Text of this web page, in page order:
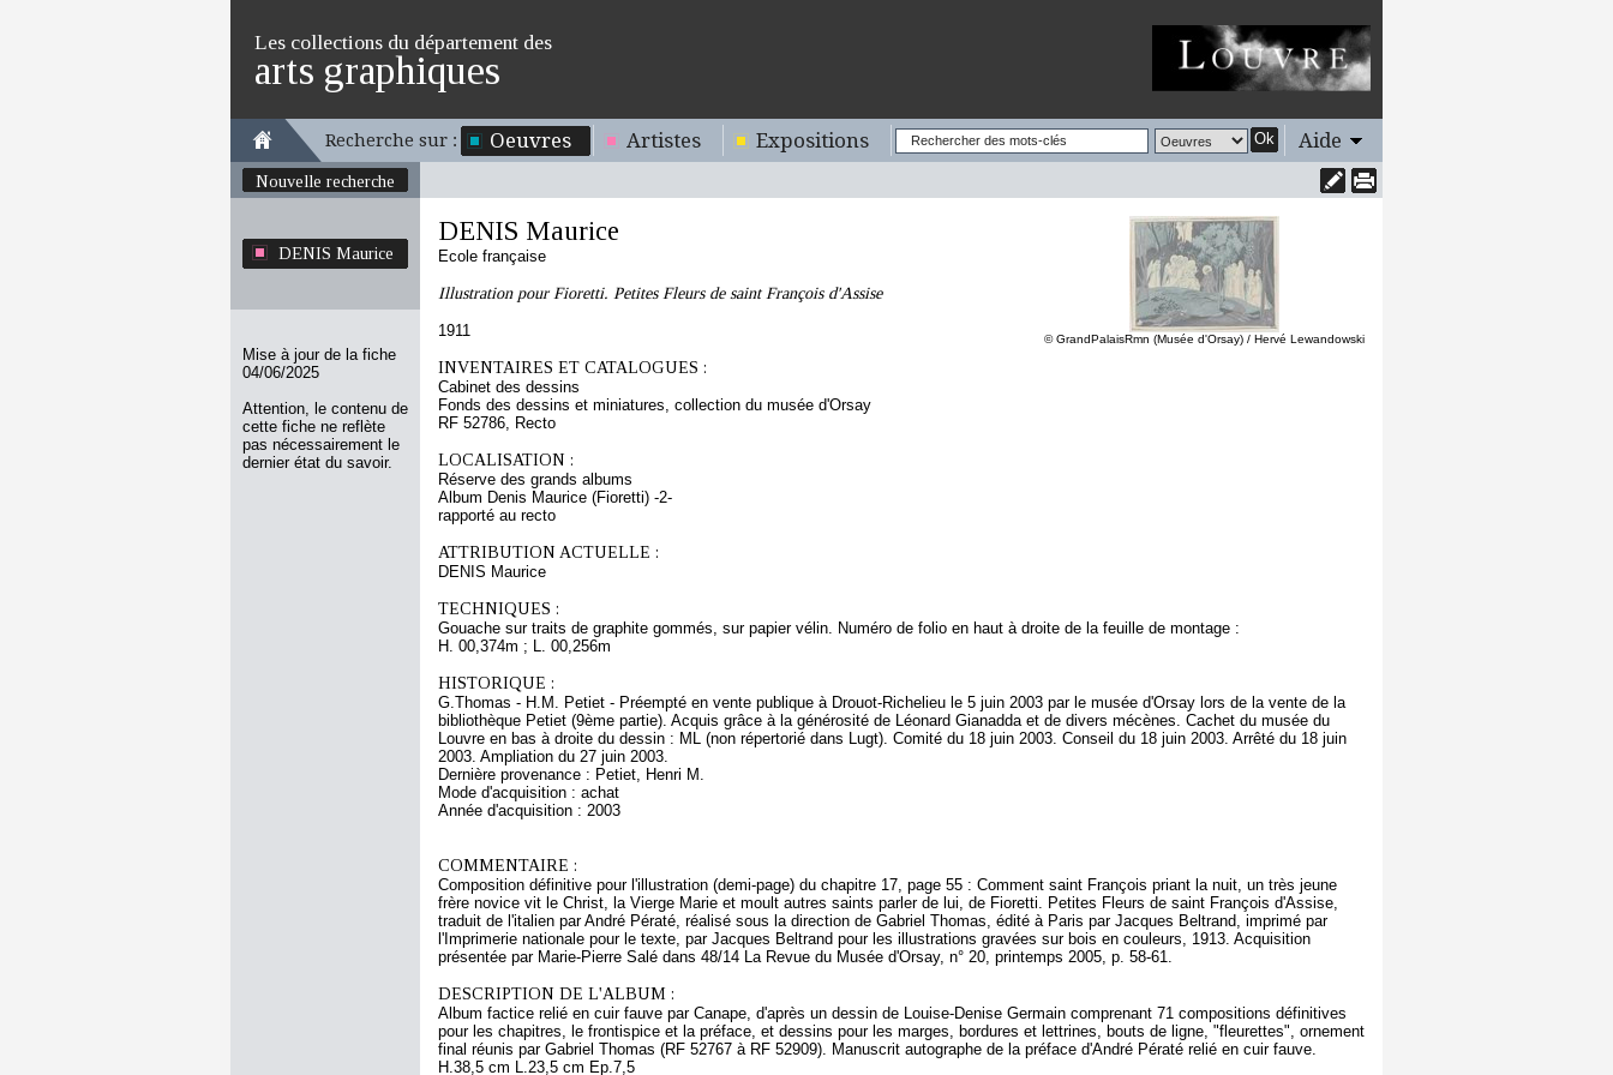
Les collections du département des
arts graphiques
Recherche sur : Oeuvres Artistes Expositions Ok Aide
Nouvelle recherche
DENIS Maurice
Mise à jour de la fiche
04/06/2025
Attention, le contenu de
cette fiche ne reflète
pas nécessairement le
dernier état du savoir.
© GrandPalaisRmn (Musée d'Orsay) / Hervé Lewandowski
DENIS Maurice
Ecole française
Illustration pour Fioretti. Petites Fleurs de saint François d'Assise
1911
INVENTAIRES ET CATALOGUES :
Cabinet des dessins
Fonds des dessins et miniatures, collection du musée d'Orsay
RF 52786, Recto
LOCALISATION :
Réserve des grands albums
Album Denis Maurice (Fioretti) -2-
rapporté au recto
ATTRIBUTION ACTUELLE :
DENIS Maurice
TECHNIQUES :
Gouache sur traits de graphite gommés, sur papier vélin. Numéro de folio en haut à droite de la feuille de montage :
H. 00,374m ; L. 00,256m
HISTORIQUE :
G.Thomas - H.M. Petiet - Préempté en vente publique à Drouot-Richelieu le 5 juin 2003 par le musée d'Orsay lors de la vente de la
bibliothèque Petiet (9ème partie). Acquis grâce à la générosité de Léonard Gianadda et de divers mécènes. Cachet du musée du
Louvre en bas à droite du dessin : ML (non répertorié dans Lugt). Comité du 18 juin 2003. Conseil du 18 juin 2003. Arrêté du 18 juin
2003. Ampliation du 27 juin 2003.
Dernière provenance : Petiet, Henri M.
Mode d'acquisition : achat
Année d'acquisition : 2003
COMMENTAIRE :
Composition définitive pour l'illustration (demi-page) du chapitre 17, page 55 : Comment saint François priant la nuit, un très jeune
frère novice vit le Christ, la Vierge Marie et moult autres saints parler de lui, de Fioretti. Petites Fleurs de saint François d'Assise,
traduit de l'italien par André Pératé, réalisé sous la direction de Gabriel Thomas, édité à Paris par Jacques Beltrand, imprimé par
l'Imprimerie nationale pour le texte, par Jacques Beltrand pour les illustrations gravées sur bois en couleurs, 1913. Acquisition
présentée par Marie-Pierre Salé dans 48/14 La Revue du Musée d'Orsay, n° 20, printemps 2005, p. 58-61.
DESCRIPTION DE L'ALBUM :
Album factice relié en cuir fauve par Canape, d'après un dessin de Louise-Denise Germain comprenant 71 compositions définitives
pour les chapitres, le frontispice et la préface, et dessins pour les marges, bordures et lettrines, bouts de ligne, "fleurettes", ornement
final réunis par Gabriel Thomas (RF 52767 à RF 52909). Manuscrit autographe de la préface d'André Pératé relié en cuir fauve.
H.38,5 cm L.23,5 cm Ep.7,5